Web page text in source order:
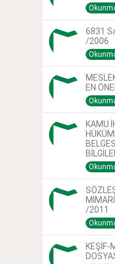
6831
/2006
EN
KAMU
/2011
KEŞİF-